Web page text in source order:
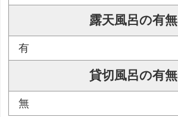
露天風呂の有無
有
貸切風呂の有無
無